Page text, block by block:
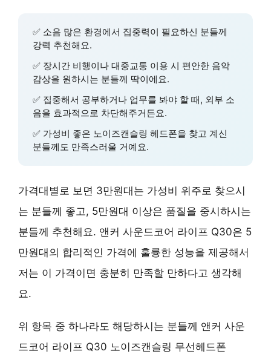
✅ 소음 많은 환경에서 집중력이 필요하신 분들께
강력 추천해요.
✅ 장시간 비행이나 대중교통 이용 시 편안한 음악
감상을 원하시는 분들께 딱이에요.
✅ 집중해서 공부하거나 업무를 봐야 할 때, 외부 소
음을 효과적으로 차단해주거든요.
✅ 가성비 좋은 노이즈캔슬링 헤드폰을 찾고 계신
분들께도 만족스러울 거예요.
가격대별로 보면 3만원대는 가성비 위주로 찾으시
는 분들께 좋고, 5만원대 이상은 품질을 중시하시는
분들께 추천해요. 앤커 사운드코어 라이프 Q30은 5
만원대의 합리적인 가격에 훌륭한 성능을 제공해서
저는 이 가격이면 충분히 만족할 만하다고 생각해
요.
위 항목 중 하나라도 해당하시는 분들께 앤커 사운
드코어 라이프 Q30 노이즈캔슬링 무선헤드폰